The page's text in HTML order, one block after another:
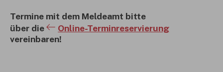
Termine mit dem Meldeamt bitte
über die
Online-Terminreservierung
vereinbaren!